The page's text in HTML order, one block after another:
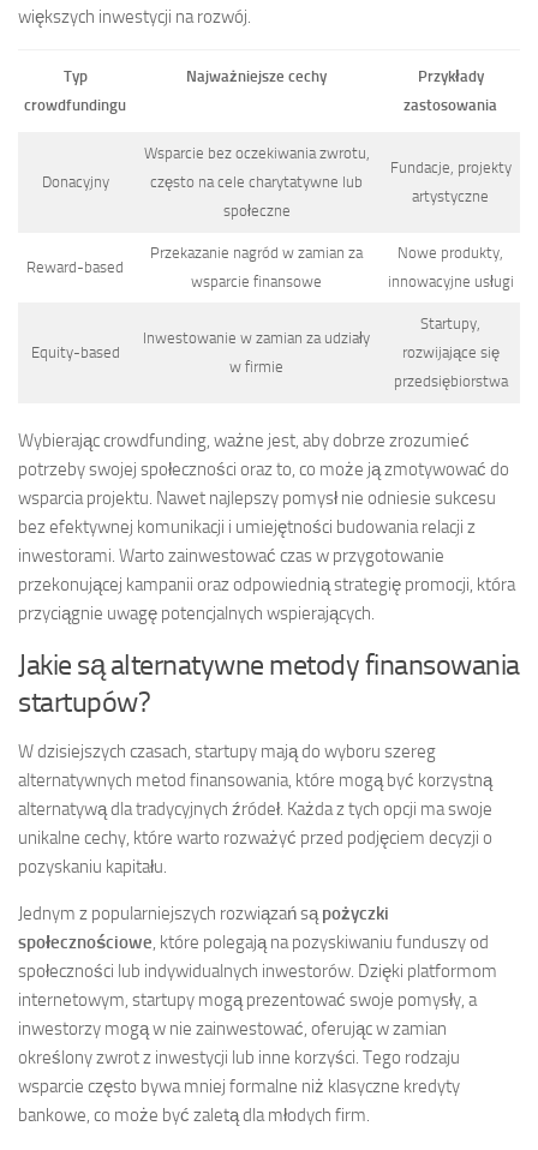
większych inwestycji na rozwój.
Typ
crowdfundingu
Najważniejsze cechy
Przykłady
zastosowania
Donacyjny
Wsparcie bez oczekiwania zwrotu,
często na cele charytatywne lub
społeczne
Fundacje, projekty
artystyczne
Reward-based
Przekazanie nagród w zamian za
wsparcie finansowe
Nowe produkty,
innowacyjne usługi
Equity-based
Inwestowanie w zamian za udziały
w firmie
Startupy,
rozwijające się
przedsiębiorstwa
Wybierając crowdfunding, ważne jest, aby dobrze zrozumieć
potrzeby swojej społeczności oraz to, co może ją zmotywować do
wsparcia projektu. Nawet najlepszy pomysł nie odniesie sukcesu
bez efektywnej komunikacji i umiejętności budowania relacji z
inwestorami. Warto zainwestować czas w przygotowanie
przekonującej kampanii oraz odpowiednią strategię promocji, która
przyciągnie uwagę potencjalnych wspierających.
Jakie są alternatywne metody finansowania
startupów?
W dzisiejszych czasach, startupy mają do wyboru szereg
alternatywnych metod finansowania, które mogą być korzystną
alternatywą dla tradycyjnych źródeł. Każda z tych opcji ma swoje
unikalne cechy, które warto rozważyć przed podjęciem decyzji o
pozyskaniu kapitału.
Jednym z popularniejszych rozwiązań sąpożyczki
społecznościowe, które polegają na pozyskiwaniu funduszy od
społeczności lub indywidualnych inwestorów. Dzięki platformom
internetowym, startupy mogą prezentować swoje pomysły, a
inwestorzy mogą w nie zainwestować, oferując w zamian
określony zwrot z inwestycji lub inne korzyści. Tego rodzaju
wsparcie często bywa mniej formalne niż klasyczne kredyty
bankowe, co może być zaletą dla młodych firm.